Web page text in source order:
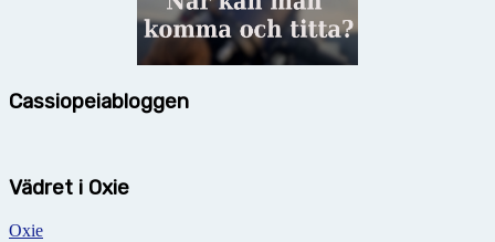
Cassiopeiabloggen
Vädret i Oxie
Oxie